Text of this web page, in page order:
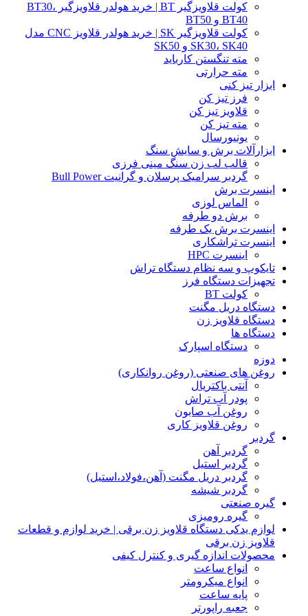
کولت قلاویزگیر BT | خرید هولدر قلاویزگیر BT30،
BT40 و BT50
کولت قلاویزگیر SK | خرید هولدر قلاویز CNC مدل
SK30، SK40 و SK50
مته تنگستن کارباید
مته حرارتی
ابزار تیز کنی
فرز تیز کن
قلاویز تیز کن
مته تیز کن
یونیورسال
ابزارآلات برش و سایش سنگ
قالب لب زن سنگ مینی فرزی
گردبر سرامیک پرسلان و گرانیت Bull Power
اینسرت برش
الماس لوزی
برش دو طرفه
اینسرت برش یک طرفه
اینسرت تراشکاری
اینسرت HPC
تایکوپ و سه نظام دستگاه تراش
تجهیزات دستگاه فرز
کولت BT
دستگاه دریل مگنت
دستگاه قلاویز زن
دستگاه ها
دستگاه اسپارک
دوزه
روغن های صنعتی (روغن روانکاری)
آنتی باکتریال
پودر آب تراش
روغن آب صابون
روغن قلاویز کاری
گردبر
گردبر آهن
گردبر استیل
گردبر دریل مگنت (آهن،فولاد،استیل)
گردبر شیشه
گیره صنعتی
گیره رومیزی
لوازم یدکی دستگاه قلاویز زن برقی | خرید لوازم و قطعات
قلاویز زن برقی
محصولات اندازه گیری و کنترل کیفی
انواع ساعت
انواع میکرومتر
پایه ساعت
جعبه راپورتر